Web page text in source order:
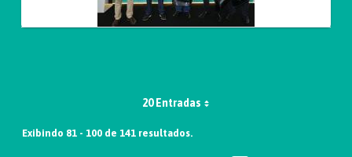
20 Entradas
Exibindo 81 - 100 de 141 resultados.